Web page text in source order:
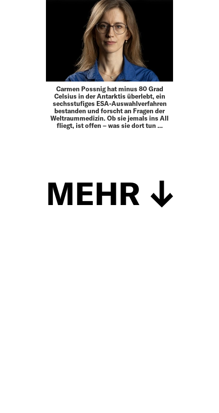
Carmen Possnig hat minus 80 Grad
Celsius in der Antarktis überlebt, ein
sechsstufiges ESA-Auswahlverfahren
bestanden und forscht an Fragen der
Weltraummedizin. Ob sie jemals ins All
fliegt, ist offen – was sie dort tun …
MEHR